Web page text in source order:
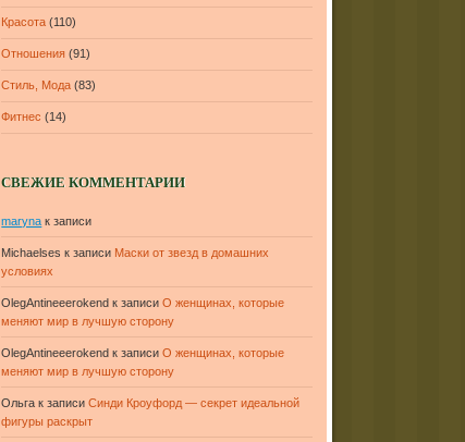
Красота (110)
Отношения (91)
Стиль, Мода (83)
Фитнес (14)
СВЕЖИЕ КОММЕНТАРИИ
maryna к записи
Michaelses к записи Маски от звезд в домашних
условиях
OlegAntineeerokend к записиО женщинах, которые
меняют мир в лучшую сторону
OlegAntineeerokend к записиО женщинах, которые
меняют мир в лучшую сторону
Ольга к записиСинди Кроуфорд — секрет идеальной
фигуры раскрыт